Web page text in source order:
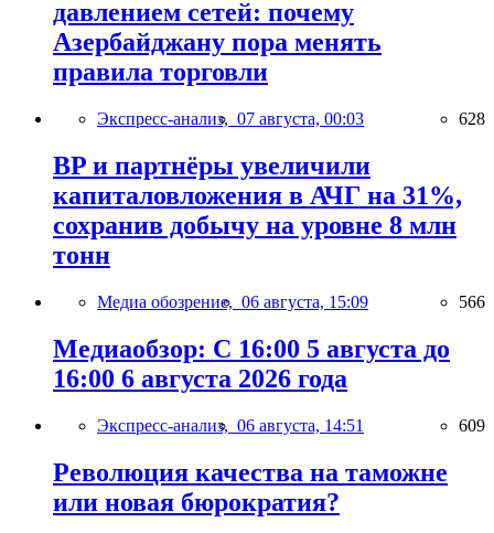
давлением сетей: почему
Азербайджану пора менять
правила торговли
Экспресс-анализ, 07 августа, 00:03 628
BP и партнёры увеличили
капиталовложения в АЧГ на 31%,
сохранив добычу на уровне 8 млн
тонн
Медиа обозрение, 06 августа, 15:09 566
Медиаобзор: С 16:00 5 августа до
16:00 6 августа 2026 года
Экспресс-анализ, 06 августа, 14:51 609
Революция качества на таможне
или новая бюрократия?